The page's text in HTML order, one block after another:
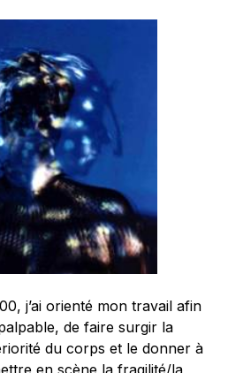
j’ai orienté mon travail afin
de faire surgir la
du corps et le donner à
en scène la fragilité/la